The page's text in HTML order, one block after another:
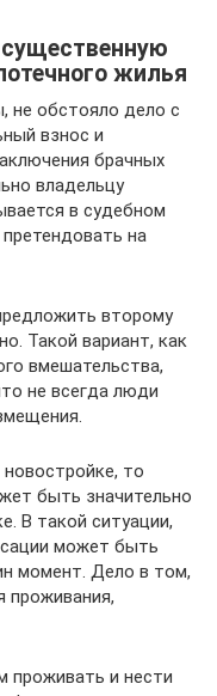
жилья
не обстояло дело с
взнос и
брачных
владельцу
в судебном
на
второму
Такой вариант, как
вмешательства,
не всегда люди
то
быть значительно
В такой ситуации,
может быть
момент. Дело в том,
проживания,
проживать и нести